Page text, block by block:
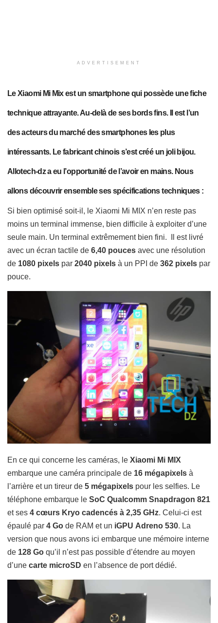
ADVERTISEMENT
Le Xiaomi Mi Mix est un smartphone qui possède une fiche
technique attrayante. Au-delà de ses bords fins. Il est l’un
des acteurs du marché des smartphones les plus
intéressants. Le fabricant chinois s’est créé un joli bijou.
Allotech-dz a eu l’opportunité de l’avoir en mains. Nous
allons découvrir ensemble ses spécifications techniques :
Si bien optimisé soit-il, le Xiaomi Mi MIX n’en reste pas
moins un terminal immense, bien difficile à exploiter d’une
seule main. Un terminal extrêmement bien fini.
est livré
avec un écran tactile de 6,40 pouces avec une résolution
de 1080 pixels par 2040 pixels à un PPI de 362 pixels par
pouce.
En ce qui concerne les caméras, le Xiaomi Mi MIX
embarque une caméra principale de 16 mégapixels à
l’arrière et un tireur de 5 mégapixels pour les selfies. Le
téléphone embarque le SoC Qualcomm Snapdragon 821
et ses 4 cœurs Kryo cadencés à 2,35 GHz. Celui-ci est
épaulé par 4 Go de RAM et un iGPU Adreno 530. La
version que nous avons ici embarque une mémoire interne
de 128 Go qu’il n’est pas possible d’étendre au moyen
d’une carte microSD en l’absence de port dédié.